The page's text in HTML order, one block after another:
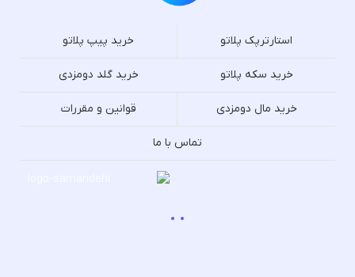
استارترپک پلاتو خرید پیپ پلاتو
خرید سکه پلاتو خرید گلد دومزدی
خرید مال دومزدی قوانین و مقررات
تماس با ما